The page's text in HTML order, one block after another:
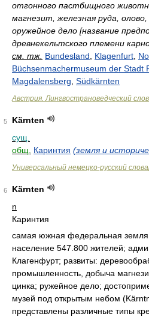
отгонного пастбищного
магнезит, железная руда,
оружейное дело [название
древнекельтского племени
см. тж. Bundesland Klagenfurt
Büchsenmachermuseum der Stadt
Magdalensberg Südkärnten
Австрия. Лингвострановедческий
5
Kärnten
сущ.
общ.
Каринтия (земля и
Универсальный немецко-русский
6
Kärnten
n
Каринтия
самая южная федеральная
население 547.800 жителей;
Клагенфурт; развиты:
промышленность, добыча
цинка; ружейное дело;
музей под открытым небом
представлены различные типы